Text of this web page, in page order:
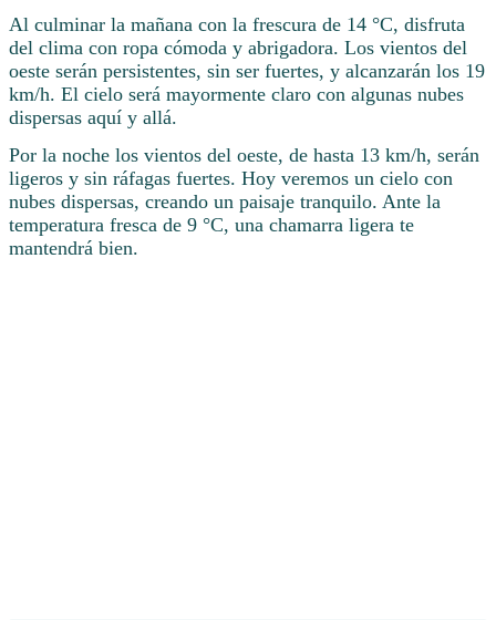
Al culminar la mañana con la frescura de 14 °C, disfruta
del clima con ropa cómoda y abrigadora. Los vientos del
oeste serán persistentes, sin ser fuertes, y alcanzarán los 19
km/h. El cielo será mayormente claro con algunas nubes
dispersas aquí y allá.
Por la noche los vientos del oeste, de hasta 13 km/h, serán
ligeros y sin ráfagas fuertes. Hoy veremos un cielo con
nubes dispersas, creando un paisaje tranquilo. Ante la
temperatura fresca de 9 °C, una chamarra ligera te
mantendrá bien.